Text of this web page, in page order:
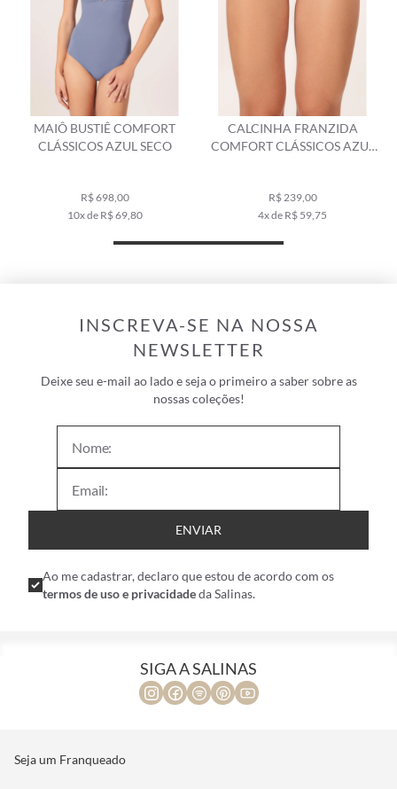
MAIÔ BUSTIÊ COMFORT
CLÁSSICOS AZUL SECO
R$ 698,00
10x de R$ 69,80
CALCINHA FRANZIDA
COMFORT CLÁSSICOS AZUL
R$ 239,00
4x de R$ 59,75
INSCREVA-SE NA NOSSA
NEWSLETTER
Deixe seu e-mail ao lado e seja o primeiro a saber sobre as
nossas coleções!
ENVIAR
Ao me cadastrar, declaro que estou de acordo com os
termos de uso e privacidadeda Salinas.
SIGA A SALINAS
Seja um Franqueado